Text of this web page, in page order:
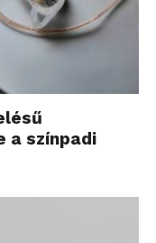
a színpadi